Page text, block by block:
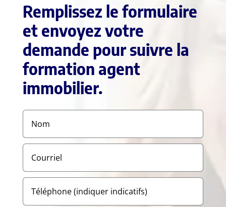
Remplissez le formulaire
et envoyez votre
demande pour suivre la
formation agent
immobilier.